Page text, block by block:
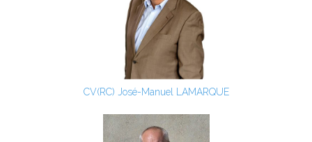
CV(RC) José-Manuel LAMARQUE